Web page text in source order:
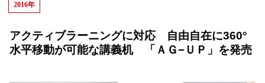
2016年
アクティブラーニングに対応 自由自在に360°
水平移動が可能な講義机 「ＡＧ−ＵＰ」を発売